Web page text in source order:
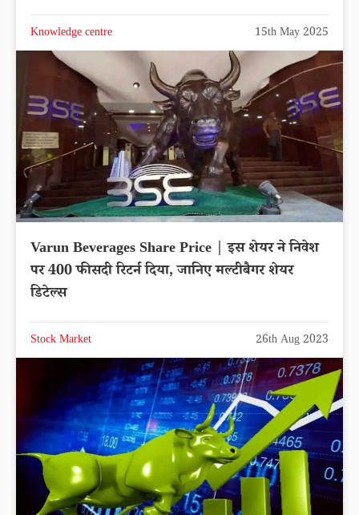
Knowledge centre 15th May 2025
Varun Beverages Share Price | इस शेयर ने निवेश
पर 400 फीसदी रिटर्न दिया, जानिए मल्टीबैगर शेयर
डिटेल्स
Stock Market 26th Aug 2023